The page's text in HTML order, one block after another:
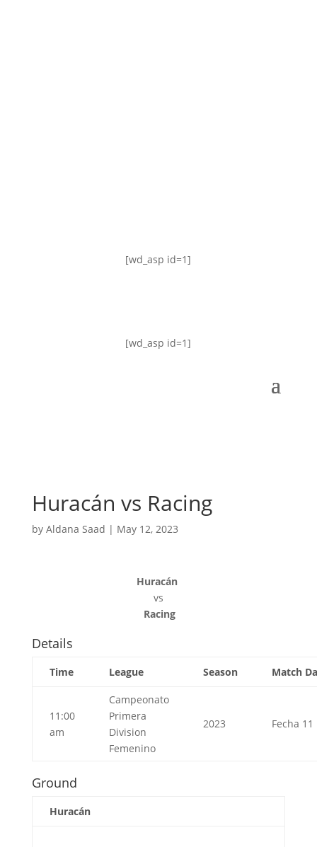
[wd_asp id=1]
[wd_asp id=1]
Huracán vs Racing
by Aldana Saad | May 12, 2023
Huracán
vs
Racing
Details
Time League Season Match
11:00
am
Campeonato
Primera
Division
Femenino
2023 Fecha 11
Ground
Huracán